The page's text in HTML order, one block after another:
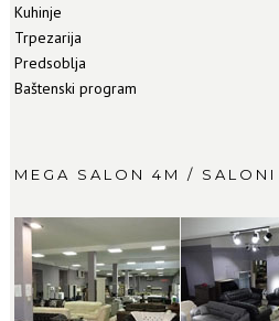
Kuhinje
Trpezarija
Predsoblja
Baštenski program
MEGA SALON 4M / SALONI